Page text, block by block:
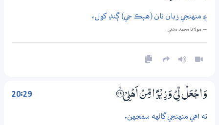
۽ منهنجي زبان تان (هٻڪ جي) ڳنڍ کول،
— مولانا محمد مدني
20:29 وَاجْعَلْ لِّيْ وَزِيْرًا مِّنْ اَهْلِيْ ؀ۙ29
ته اهي منهنجي ڳالهه سمجهن،